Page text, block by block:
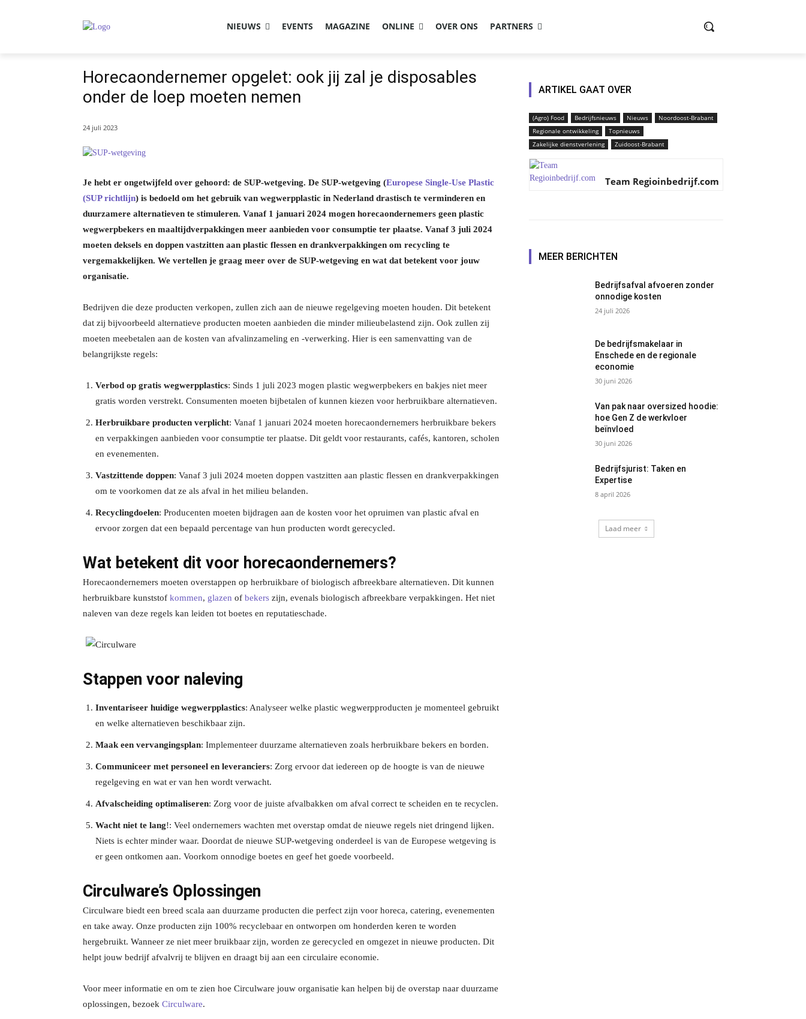
NIEUWS EVENTS MAGAZINE ONLINE OVER ONS PARTNERS
Horecaondernemer opgelet: ook jij zal je disposables
onder de loep moeten nemen
24 juli 2023
Je hebt er ongetwijfeld over gehoord: de SUP-wetgeving. De SUP-wetgeving (Europese Single-Use Plastic
(SUP richtlijn) is bedoeld om het gebruik van wegwerpplastic in Nederland drastisch te verminderen en
duurzamere alternatieven te stimuleren. Vanaf 1 januari 2024 mogen horecaondernemers geen plastic
wegwerpbekers en maaltijdverpakkingen meer aanbieden voor consumptie ter plaatse. Vanaf 3 juli 2024
moeten deksels en doppen vastzitten aan plastic flessen en drankverpakkingen om recycling te
vergemakkelijken​. We vertellen je graag meer over de SUP-wetgeving en wat dat betekent voor jouw
organisatie.
Bedrijven die deze producten verkopen, zullen zich aan de nieuwe regelgeving moeten houden. Dit betekent
dat zij bijvoorbeeld alternatieve producten moeten aanbieden die minder milieubelastend zijn. Ook zullen zij
moeten meebetalen aan de kosten van afvalinzameling en -verwerking. Hier is een samenvatting van de
belangrijkste regels:
Verbod op gratis wegwerpplastics: Sinds 1 juli 2023 mogen plastic wegwerpbekers en bakjes niet meer
gratis worden verstrekt. Consumenten moeten bijbetalen of kunnen kiezen voor herbruikbare alternatieven.
Herbruikbare producten verplicht: Vanaf 1 januari 2024 moeten horecaondernemers herbruikbare bekers
en verpakkingen aanbieden voor consumptie ter plaatse. Dit geldt voor restaurants, cafés, kantoren, scholen
en evenementen​.
Vastzittende doppen: Vanaf 3 juli 2024 moeten doppen vastzitten aan plastic flessen en drankverpakkingen
om te voorkomen dat ze als afval in het milieu belanden​.
Recyclingdoelen: Producenten moeten bijdragen aan de kosten voor het opruimen van plastic afval en
ervoor zorgen dat een bepaald percentage van hun producten wordt gerecycled​.
Wat betekent dit voor horecaondernemers?
Horecaondernemers moeten overstappen op herbruikbare of biologisch afbreekbare alternatieven. Dit kunnen
herbruikbare kunststof kommen, glazen of bekers zijn, evenals biologisch afbreekbare verpakkingen. Het niet
naleven van deze regels kan leiden tot boetes en reputatieschade.
Stappen voor naleving
Inventariseer huidige wegwerpplastics: Analyseer welke plastic wegwerpproducten je momenteel gebruikt
en welke alternatieven beschikbaar zijn.
Maak een vervangingsplan: Implementeer duurzame alternatieven zoals herbruikbare bekers en borden.
Communiceer met personeel en leveranciers: Zorg ervoor dat iedereen op de hoogte is van de nieuwe
regelgeving en wat er van hen wordt verwacht.
Afvalscheiding optimaliseren: Zorg voor de juiste afvalbakken om afval correct te scheiden en te recyclen.
Wacht niet te lang!: Veel ondernemers wachten met overstap omdat de nieuwe regels niet dringend lijken.
Niets is echter minder waar. Doordat de nieuwe SUP-wetgeving onderdeel is van de Europese wetgeving is
er geen ontkomen aan. Voorkom onnodige boetes en geef het goede voorbeeld.
Circulware’s Oplossingen
Circulware biedt een breed scala aan duurzame producten die perfect zijn voor horeca, catering, evenementen
en take away. Onze producten zijn 100% recyclebaar en ontworpen om honderden keren te worden
hergebruikt. Wanneer ze niet meer bruikbaar zijn, worden ze gerecycled en omgezet in nieuwe producten. Dit
helpt jouw bedrijf afvalvrij te blijven en draagt bij aan een circulaire economie.
Voor meer informatie en om te zien hoe Circulware jouw organisatie kan helpen bij de overstap naar duurzame
oplossingen, bezoek Circulware.
ARTIKEL GAAT OVER
(Agro) Food Bedrijfsnieuws Nieuws
Noordoost-Brabant
Regionale ontwikkeling
Topnieuws
Zakelijke dienstverlening
Zuidoost-Brabant
Team Regioinbedrijf.com
MEER BERICHTEN
Bedrijfsafval afvoeren zonder
onnodige kosten
24 juli 2026
De bedrijfsmakelaar in
Enschede en de regionale
economie
30 juni 2026
Van pak naar oversized hoodie:
hoe Gen Z de werkvloer
beïnvloed
30 juni 2026
Bedrijfsjurist: Taken en
Expertise
8 april 2026
Laad meer